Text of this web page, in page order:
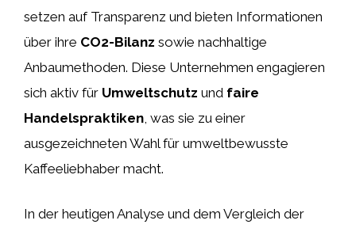
setzen auf Transparenz und bieten Informationen
über ihre CO2-Bilanz sowie nachhaltige
Anbaumethoden. Diese Unternehmen engagieren
sich aktiv für Umweltschutz und faire
Handelspraktiken , was sie zu einer
ausgezeichneten Wahl für umweltbewusste
Kaffeeliebhaber macht.
In der heutigen Analyse und dem Vergleich der